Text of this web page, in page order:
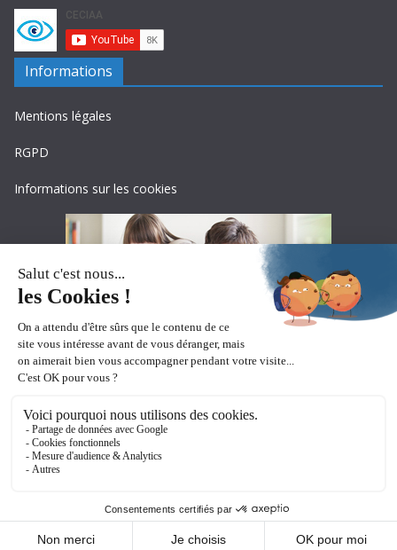
Informations
Mentions légales
RGPD
Informations sur les cookies
Copyright © 2026 Ceciaa . All rights reserved.
Theme:ColorMag Proby ThemeGrill. Powered byWordPress.